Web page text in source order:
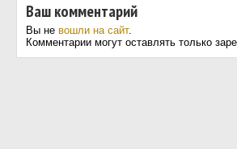
Ваш комментарий
Вы не вошли на сайт.
Комментарии могут оставлять только